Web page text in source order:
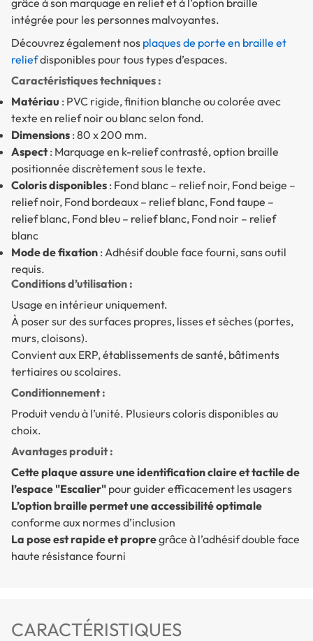
intégrée pour les personnes malvoyantes.
Découvrez également nos plaques de porte en braille et
reliefdisponibles pour tous types d’espaces.
Caractéristiques techniques :
Matériau : PVC rigide, finition blanche ou colorée avec
texte en relief noir ou blanc selon fond.
Dimensions : 80 x 200 mm.
Aspect: Marquage en k-relief contrasté, option braille
positionnée discrètement sous le texte.
Coloris disponibles : Fond blanc – relief noir, Fond beige –
relief noir, Fond bordeaux – relief blanc, Fond taupe –
relief blanc, Fond bleu – relief blanc, Fond noir – relief
blanc
Mode de fixation : Adhésif double face fourni, sans outil
requis.
Conditions d’utilisation :
Usage en intérieur uniquement.
À poser sur des surfaces propres, lisses et sèches (portes,
murs, cloisons).
Convient aux ERP, établissements de santé, bâtiments
tertiaires ou scolaires.
Conditionnement :
Produit vendu à l’unité. Plusieurs coloris disponibles au
choix.
Avantages produit :
Cette plaque assure une identification claire et tactile de
l’espace "Escalier" pour guider efficacement les usagers
L’option braille permet une accessibilité optimale
conforme aux normes d’inclusion
La pose est rapide et propregrâce à l’adhésif double face
haute résistance fourni
CARACTÉRISTIQUES